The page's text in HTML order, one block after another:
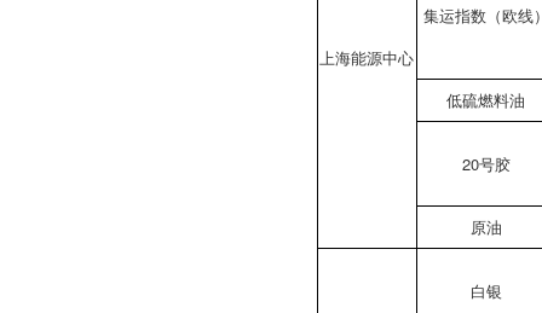
上海能源中心
集运指数（欧线
低硫燃料油
20号胶
原油
白银